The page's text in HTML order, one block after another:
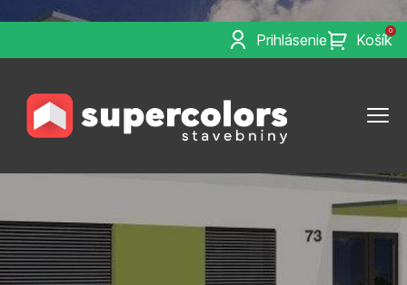
WS_OK_8.3.8
Prihlásenie
0
Košík